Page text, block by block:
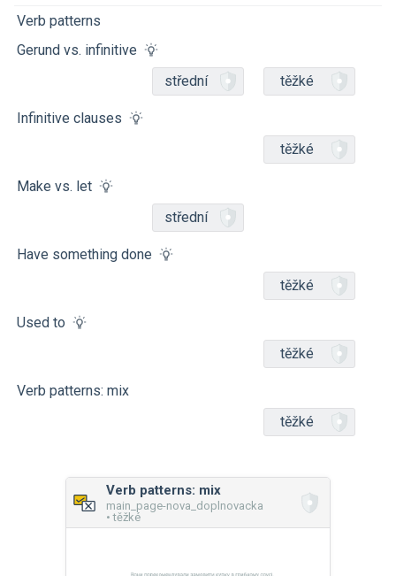
Verb patterns
Gerund vs. infinitive
střední
těžké
Infinitive clauses
těžké
Make vs. let
střední
Have something done
těžké
Used to
těžké
Verb patterns: mix
těžké
Verb patterns: mix
main_page-nova_doplnovacka
• těžké